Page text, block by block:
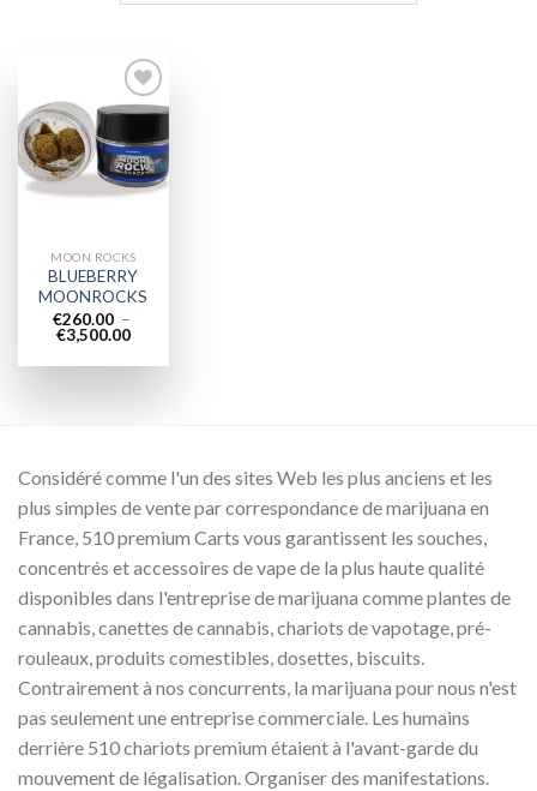
Add to
wishlist
MOON ROCKS
BLUEBERRY
MOONROCKS
€260.00 –
€3,500.00Plage
prix :
Considéré comme l'un des sites Web les plus anciens et les
plus simples de vente par correspondance de marijuana en
France, 510 premium Carts vous garantissent les souches,
concentrés et accessoires de vape de la plus haute qualité
disponibles dans l'entreprise de marijuana comme plantes de
cannabis, canettes de cannabis, chariots de vapotage, pré-
rouleaux, produits comestibles, dosettes, biscuits.
Contrairement à nos concurrents, la marijuana pour nous n'est
pas seulement une entreprise commerciale. Les humains
derrière 510 chariots premium étaient à l'avant-garde du
mouvement de légalisation. Organiser des manifestations.